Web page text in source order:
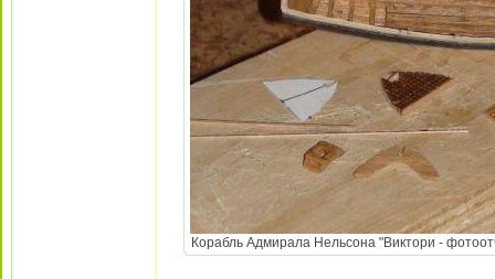
Корабль Адмирала Нельсона "Виктори -